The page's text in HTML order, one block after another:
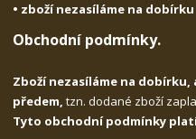
• zboží nezasíláme na dobírku
Obchodní podmínky.
Zboží nezasíláme na
předem,tzn. dodané zboží
Tyto obchodní podmínky